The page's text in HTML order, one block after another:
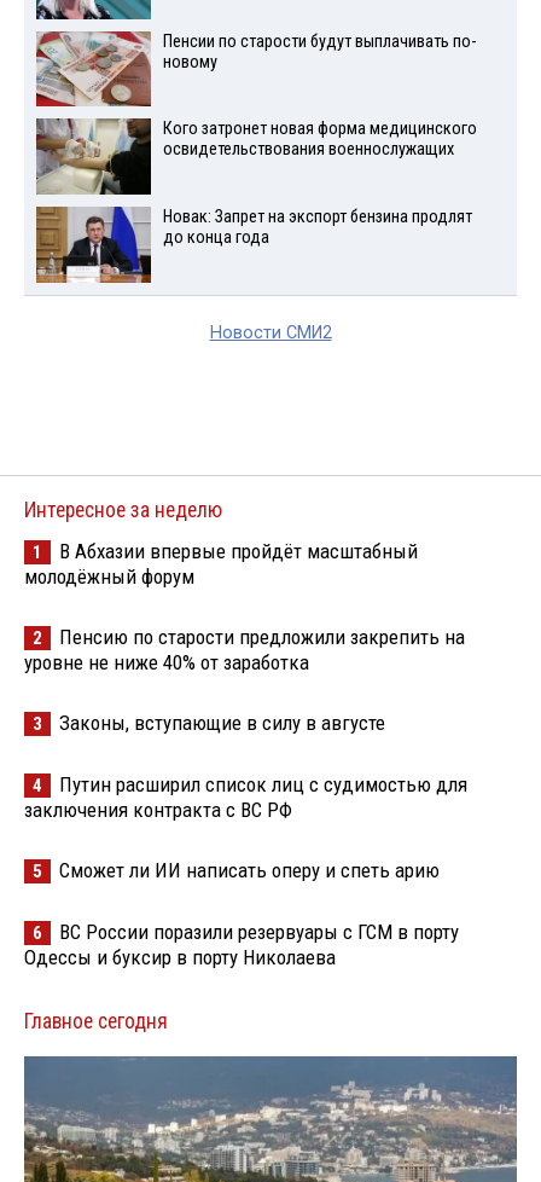
Пенсии по старости будут выплачивать по-
новому
Кого затронет новая форма медицинского
освидетельствования военнослужащих
Новак: Запрет на экспорт бензина продлят
до конца года
Новости СМИ2
Интересное за неделю
1
В Абхазии впервые пройдёт масштабный
молодёжный форум
2
Пенсию по старости предложили закрепить на
уровне не ниже 40% от заработка
3 Законы, вступающие в силу в августе
4
Путин расширил список лиц с судимостью для
заключения контракта с ВС РФ
5 Сможет ли ИИ написать оперу и спеть арию
6
ВС России поразили резервуары с ГСМ в порту
Одессы и буксир в порту Николаева
Главное сегодня